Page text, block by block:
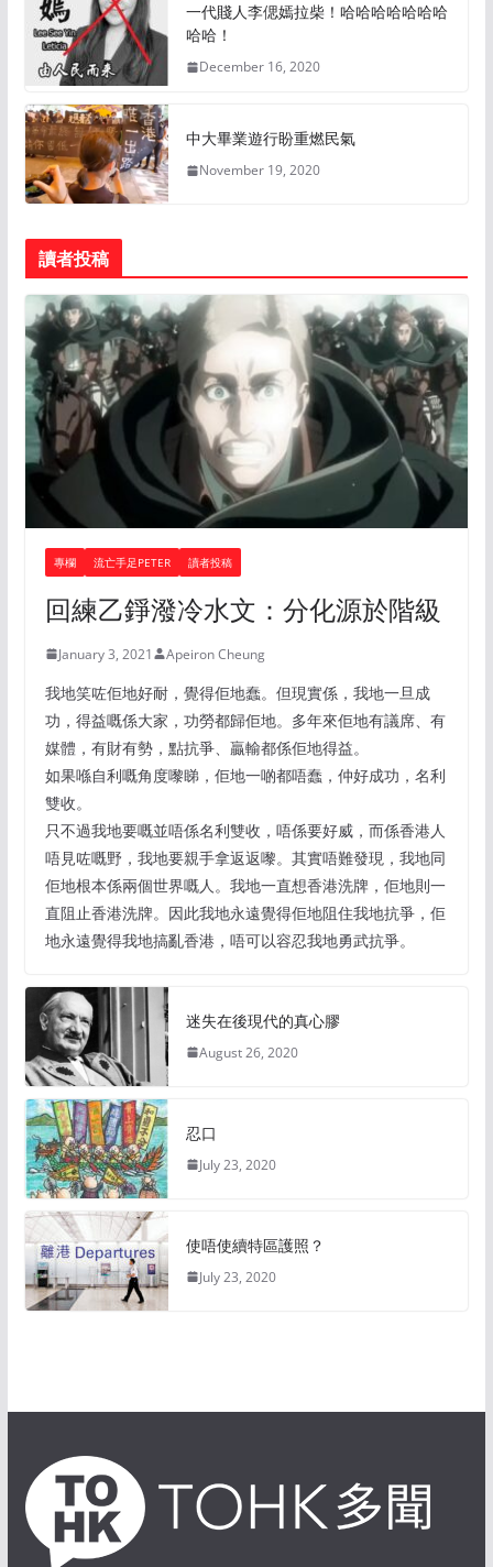
一代賤人李偲嫣拉柴！哈哈哈哈哈哈哈
哈哈！
December 16, 2020
中大畢業遊行盼重燃民氣
November 19, 2020
讀者投稿
專欄 流亡手足PETER 讀者投稿
回練乙錚潑冷水文：分化源於階級
January 3, 2021 Apeiron Cheung
我地笑咗佢地好耐，覺得佢地蠢。但現實係，我地一旦成
功，得益嘅係大家，功勞都歸佢地。多年來佢地有議席、有
媒體，有財有勢，點抗爭、贏輸都係佢地得益。
如果喺自利嘅角度嚟睇，佢地一啲都唔蠢，仲好成功，名利
雙收。
只不過我地要嘅並唔係名利雙收，唔係要好威，而係香港人
唔見咗嘅野，我地要親手拿返返嚟。其實唔難發現，我地同
佢地根本係兩個世界嘅人。我地一直想香港洗牌，佢地則一
直阻止香港洗牌。因此我地永遠覺得佢地阻住我地抗爭，佢
地永遠覺得我地搞亂香港，唔可以容忍我地勇武抗爭。
迷失在後現代的真心膠
August 26, 2020
忍口
July 23, 2020
使唔使續特區護照？
July 23, 2020